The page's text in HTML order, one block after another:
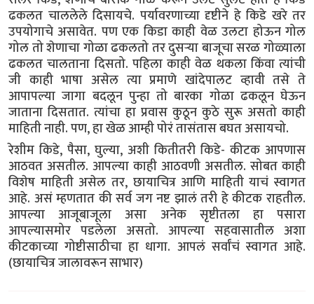
ढकलत चाललेले दिसायचे. पर्यावरणाच्या दृष्टीने हे किडे खरे तर
उपयोगाचे असावेत. पण एक किडा काही वेळ उलटा होऊन गोल
गोल तो शेणाचा गोळा ढकलतो तर दुसऱ्या बाजूचा सरळ गोळ्याला
ढकलत चालताना दिसतो. पहिला काही वेळ थकला किंवा त्यांची
जी काही भाषा असेल त्या प्रमाणे खांदेपालट व्हावी तसे ते
आपापल्या जागा बदलून पुन्हा तो बारका गोळा ढकलून घेऊन
जाताना दिसतात. त्यांचा हा प्रवास कुठून कुठे सुरू असतो काही
माहिती नाही. पण, हा खेळ आम्ही पोरं तासंतास बघत असायचो.
रेशीम किडे, पैसा, घुल्या, अशी कितीतरी किडे- कीटक आपणास
आठवत असतील. आपल्या काही आठवणी असतील. सोबत काही
विशेष माहिती असेल तर, छायाचित्र आणि माहिती याचं स्वागत
आहे. असं म्हणतात की सर्व जग नष्ट झालं तरी हे कीटक राहतील.
आपल्या आजूबाजूला असा अनेक सृष्टीतला हा पसारा
आपल्यासमोर पडलेला असतो. आपल्या सहवासातील अशा
कीटकाच्या गोष्टीसाठीचा हा धागा. आपलं सर्वांचं स्वागत आहे.
(छायाचित्र जालावरून साभार)